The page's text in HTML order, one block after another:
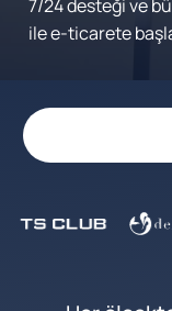
7/24 desteği ve
ile e-ticarete